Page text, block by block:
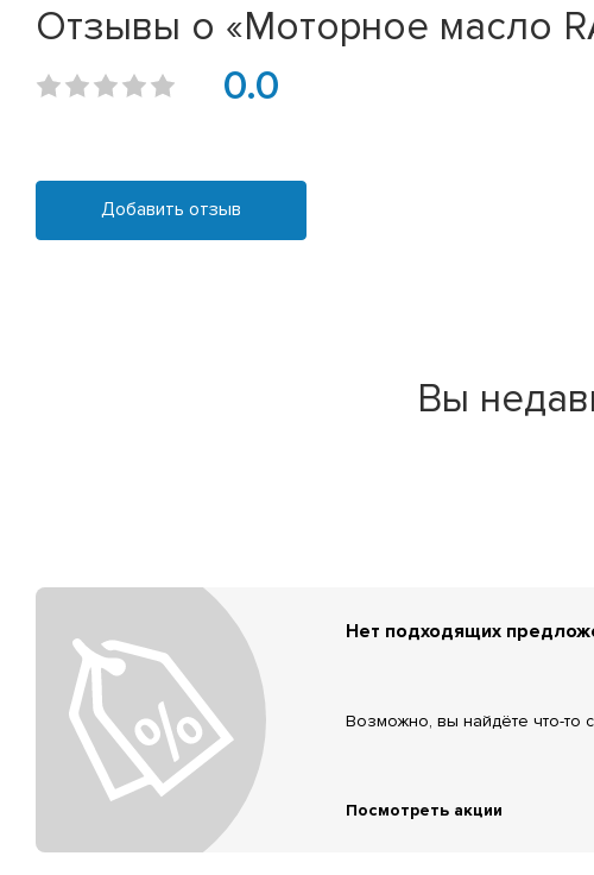
Отзывы о «Моторное масло
0.0
Добавить отзыв
Вы
Нет подходящих
Возможно, вы найдёте что-то
Посмотреть акции